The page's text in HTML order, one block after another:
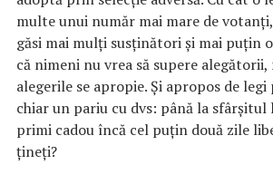
multe unui număr mai mare de
găsi mai mulți susținători și mai puțin
că nimeni nu vrea să supere alegătorii,
alegerile se apropie. Și apropos de
chiar un pariu cu dvs: până la sfârșitul
primi cadou încă cel puțin două zile
țineți?